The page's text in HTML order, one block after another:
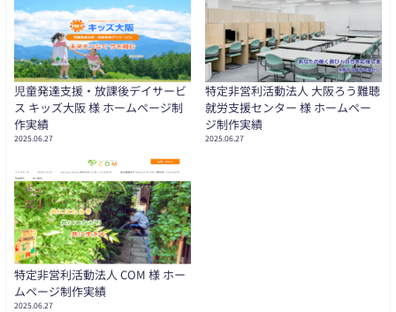
児童発達支援・放課後デイサービ
ス キッズ大阪 様 ホームページ制
作実績
2025.06.27
特定非営利活動法人 大阪ろう難聴
就労支援センター 様 ホームペー
ジ制作実績
2025.06.27
特定非営利活動法人 COM 様 ホー
ムページ制作実績
2025.06.27